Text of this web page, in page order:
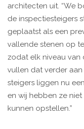
architecten uit. “We
de inspectiesteigers
geplaatst als een
vallende stenen op
zodat elk niveau van
vullen dat verder
steigers liggen nu
en wij hebben ze
kunnen opstellen.”